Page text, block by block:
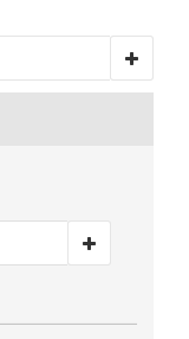
熊懶人沙發
房間油漆